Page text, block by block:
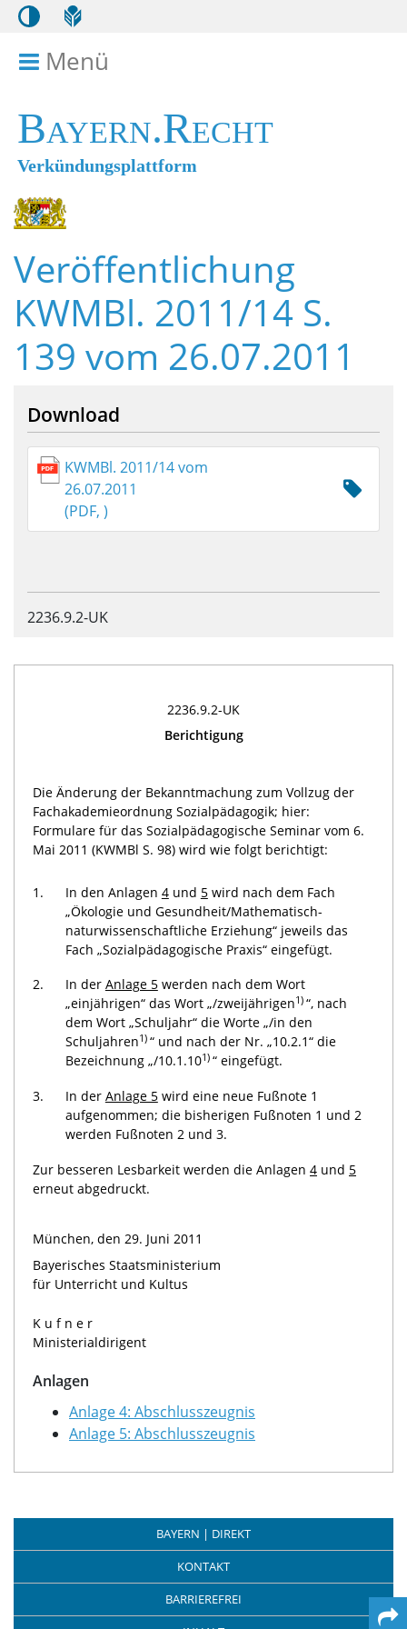
Menü
Bayern.Recht
Verkündungsplattform
Veröffentlichung
KWMBl. 2011/14 S.
139 vom 26.07.2011
Download
KWMBl. 2011/14 vom
26.07.2011
(PDF, )
2236.9.2-UK
2236.9.2-UK
Berichtigung
Die Änderung der Bekanntmachung zum Vollzug der
Fachakademieordnung Sozialpädagogik; hier:
Formulare für das Sozialpädagogische Seminar vom 6.
Mai 2011 (KWMBl S. 98) wird wie folgt berichtigt:
1. In den Anlagen 4und 5wird nach dem Fach
„Ökologie und Gesundheit/Mathematisch-
naturwissenschaftliche Erziehung“ jeweils das
Fach „Sozialpädagogische Praxis“ eingefügt.
2. In der Anlage 5werden nach dem Wort
„einjährigen“ das Wort „/zweijährigen1)“, nach
dem Wort „Schuljahr“ die Worte „/in den
Schuljahren1)“ und nach der Nr. „10.2.1“ die
Bezeichnung „/10.1.101)“ eingefügt.
3. In der Anlage 5wird eine neue Fußnote 1
aufgenommen; die bisherigen Fußnoten 1 und 2
werden Fußnoten 2 und 3.
Zur besseren Lesbarkeit werden die Anlagen 4 und 5
erneut abgedruckt.
München, den 29. Juni 2011
Bayerisches Staatsministerium
für Unterricht und Kultus
Kufner
Ministerialdirigent
Anlagen
Anlage 4: Abschlusszeugnis
Anlage 5: Abschlusszeugnis
BAYERN | DIREKT
KONTAKT
BARRIEREFREI